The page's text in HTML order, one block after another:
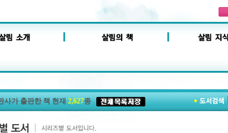
사가 출판한 책 현재2,627종